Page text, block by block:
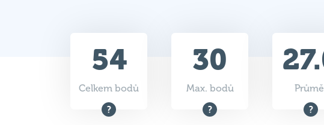
54
Celkem bodů
30
Max. bodů